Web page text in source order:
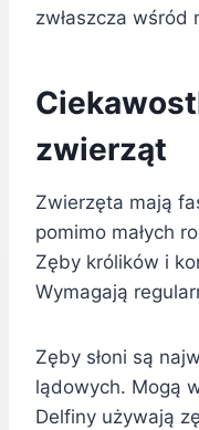
zwłaszcza wśród
zwierząt
Zwierzęta mają
pomimo małych
Zęby królików i
Wymagają
Zęby słoni są
lądowych. Mogą
Delfiny używają